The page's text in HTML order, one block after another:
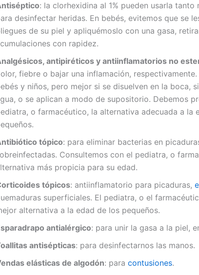
: la clorhexidina al 1% pueden usarla tanto
desinfectar heridas. En bebés, evitemos que se
de su piel y apliquémoslo con una gasa,
con rapidez.
antipiréticos y antiinflamatorios no
fiebre o bajar una inflamación,
y niños, pero mejor si se disuelven en la boca,
o se aplican a modo de supositorio. Debemos
o farmacéutico, la alternativa adecuada a la
tópico: para eliminar bacterias en
Consultemos con el pediatra, o
más propicia para su edad.
tópicos: antiinflamatorio para picaduras,
superficiales. El pediatra, o el
alternativa a la edad de los pequeños.
antialérgico: para unir la gasa a la piel,
antisépticas: para desinfectarnos las manos.
elásticas de algodón: para contusiones.